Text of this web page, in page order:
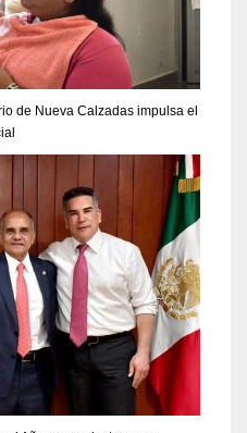
de Nueva Calzadas impulsa el